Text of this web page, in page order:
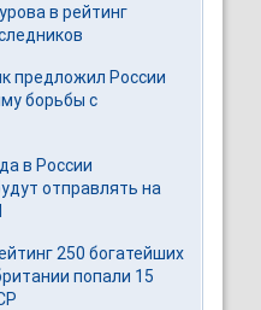
в рейтинг
предложил России
борьбы с
в России
отправлять на
250 богатейших
попали 15